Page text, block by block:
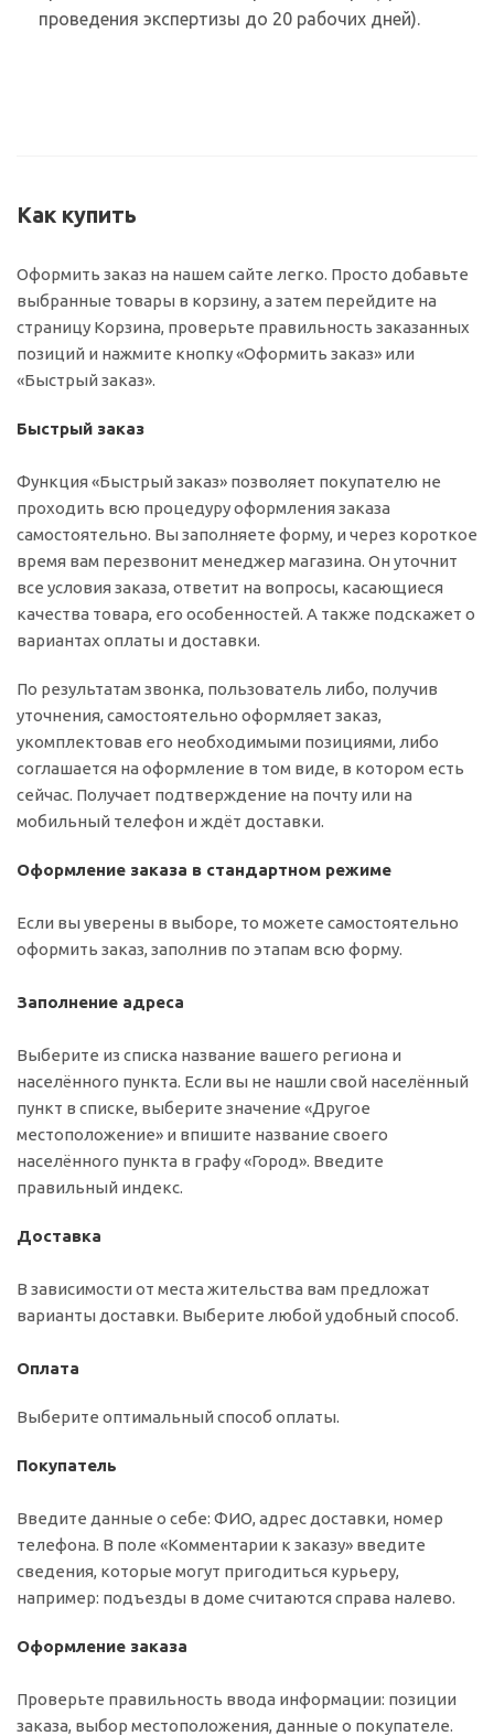
проведения экспертизы до 20 рабочих дней).
Как купить
Оформить заказ на нашем сайте легко. Просто добавьте
выбранные товары в корзину, а затем перейдите на
страницу Корзина, проверьте правильность заказанных
позиций и нажмите кнопку «Оформить заказ» или
«Быстрый заказ».
Быстрый заказ
Функция «Быстрый заказ» позволяет покупателю не
проходить всю процедуру оформления заказа
самостоятельно. Вы заполняете форму, и через короткое
время вам перезвонит менеджер магазина. Он уточнит
все условия заказа, ответит на вопросы, касающиеся
качества товара, его особенностей. А также подскажет о
вариантах оплаты и доставки.
По результатам звонка, пользователь либо, получив
уточнения, самостоятельно оформляет заказ,
укомплектовав его необходимыми позициями, либо
соглашается на оформление в том виде, в котором есть
сейчас. Получает подтверждение на почту или на
мобильный телефон и ждёт доставки.
Оформление заказа в стандартном режиме
Если вы уверены в выборе, то можете самостоятельно
оформить заказ, заполнив по этапам всю форму.
Заполнение адреса
Выберите из списка название вашего региона и
населённого пункта. Если вы не нашли свой населённый
пункт в списке, выберите значение «Другое
местоположение» и впишите название своего
населённого пункта в графу «Город». Введите
правильный индекс.
Доставка
В зависимости от места жительства вам предложат
варианты доставки. Выберите любой удобный способ.
Оплата
Выберите оптимальный способ оплаты.
Покупатель
Введите данные о себе: ФИО, адрес доставки, номер
телефона. В поле «Комментарии к заказу» введите
сведения, которые могут пригодиться курьеру,
например: подъезды в доме считаются справа налево.
Оформление заказа
Проверьте правильность ввода информации: позиции
заказа, выбор местоположения, данные о покупателе.